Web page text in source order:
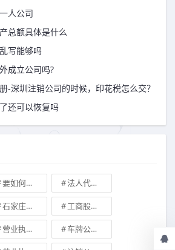
人公司
总额具体是什么
写能够吗
成立公司吗?
-深圳注销公司的时候，印花税怎么交？
还可以恢复吗
要如何注册成立家族公司 法人代表变更\
石家庄典当行转让 工商股权转让
营业执照也能卖钱么 车牌公司转让，北京带车牌公司转让\